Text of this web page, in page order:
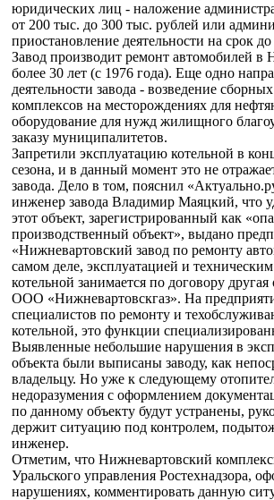
юридических лиц - наложение
от 200 тыс. до 300 тыс. рублей или
приостановление деятельности на срок до
Завод производит ремонт автомобилей в
более 30 лет (с 1976 года). Еще одно
деятельности завода - возведение
комплексов на месторождениях для
оборудование для нужд жилищного
заказу муниципалитетов.
Запретили эксплуатацию котельной в
сезона, и в данный момент это не
завода. Дело в том, пояснил
инженер завода Владимир Маяцкий, что
этот объект, зарегистрированный как
производственный объект», выдано
«Нижневартовский завод по ремонту
самом деле, эксплуатацией и
котельной занимается по договору другая
ООО «Нижневартовскгаз». На
специалистов по ремонту и
котельной, это функции
Выявленные небольшие нарушения в
объекта были выписаны заводу, как
владельцу. Но уже к следующему
недоразумения с оформлением
по данному объекту будут устранены,
держит ситуацию под контролем,
инженер.
Отметим, что Нижневартовский
Уральского управления Ростехнадзора,
нарушениях, комментировать данную